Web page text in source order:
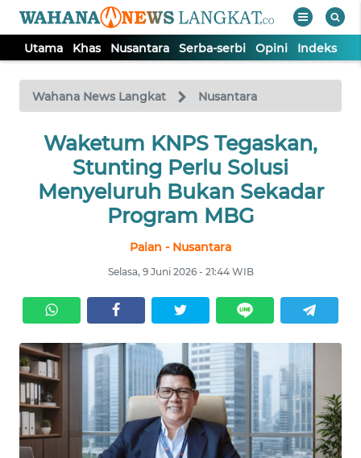
Utama Khas Nusantara Serba-serbi Opini Indeks
Wahana News Langkat Nusantara
Waketum KNPS Tegaskan,
Stunting Perlu Solusi
Menyeluruh Bukan Sekadar
Program MBG
Paian - Nusantara
Selasa, 9 Juni 2026 - 21:44 WIB
TV
Tutup
UTAMA
KHAS
SERBI
OPINI
Informasi
INDEKS
BERITA